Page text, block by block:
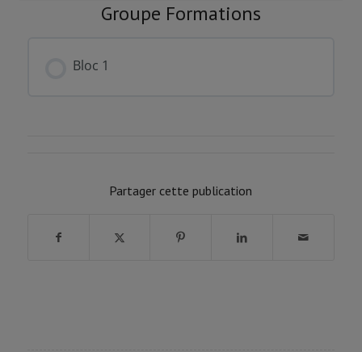
Groupe Formations
Bloc 1
Partager cette publication